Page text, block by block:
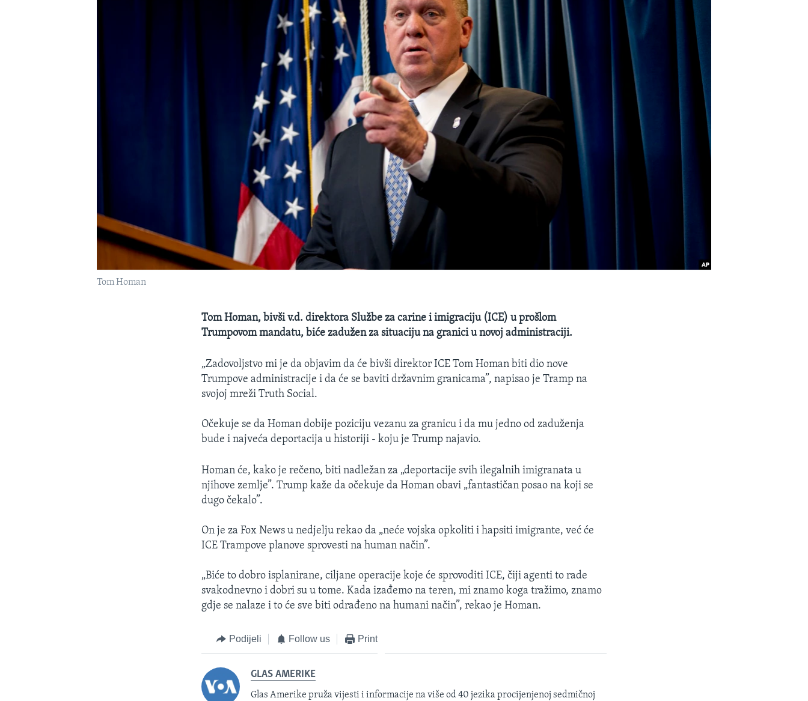
Tom Homan
Tom Homan, bivši v.d. direktora Službe za carine i imigraciju (ICE) u prošlom
Trumpovom mandatu, biće zadužen za situaciju na granici u novoj administraciji.
„Zadovoljstvo mi je da objavim da će bivši direktor ICE Tom Homan biti dio nove
Trumpove administracije i da će se baviti državnim granicama”, napisao je Tramp na
svojoj mreži Truth Social.
Očekuje se da Homan dobije poziciju vezanu za granicu i da mu jedno od zaduženja
bude i najveća deportacija u historiji - koju je Trump najavio.
Homan će, kako je rečeno, biti nadležan za „deportacije svih ilegalnih imigranata u
njihove zemlje”. Trump kaže da očekuje da Homan obavi „fantastičan posao na koji se
dugo čekalo”.
On je za Fox News u nedjelju rekao da „neće vojska opkoliti i hapsiti imigrante, već će
ICE Trampove planove sprovesti na human način”.
„Biće to dobro isplanirane, ciljane operacije koje će sprovoditi ICE, čiji agenti to rade
svakodnevno i dobri su u tome. Kada izađemo na teren, mi znamo koga tražimo, znamo
gdje se nalaze i to će sve biti odrađeno na humani način”, rekao je Homan.
Podijeli Follow us Print
GLAS AMERIKE
Glas Amerike pruža vijesti i informacije na više od 40 jezika procijenjenoj sedmičnoj